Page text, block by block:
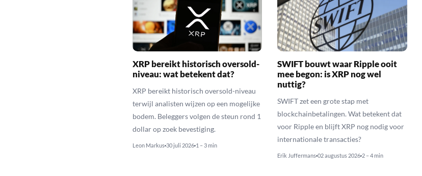
XRP bereikt historisch oversold-
niveau: wat betekent dat?
XRP bereikt historisch oversold-niveau
terwijl analisten wijzen op een mogelijke
bodem. Beleggers volgen de steun rond 1
dollar op zoek bevestiging.
Leon Markus 30 juli 2026 1 – 3 min
SWIFT bouwt waar Ripple ooit
mee begon: is XRP nog wel
nuttig?
SWIFT zet een grote stap met
blockchainbetalingen. Wat betekent dat
voor Ripple en blijft XRP nog nodig voor
internationale transacties?
Erik Juffermans 02 augustus 2026 2 – 4 min